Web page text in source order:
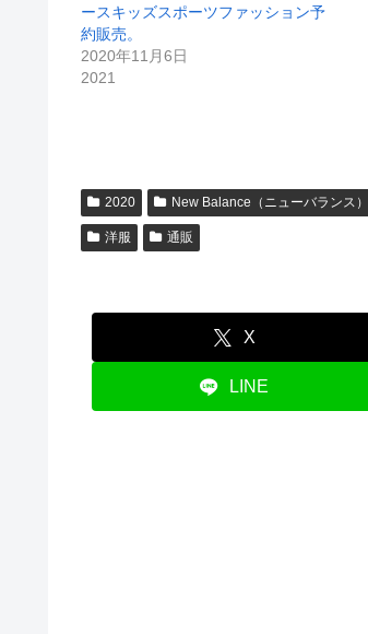
ースキッズスポーツファッション予
約販売。
2020年11月6日
2021
2020 New Balance（ニューバランス）
洋服 通販
X
LINE